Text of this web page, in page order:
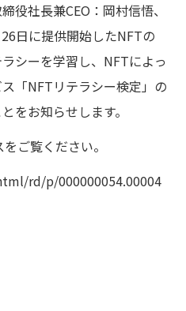
役社長兼CEO：岡村信悟、
日に提供開始したNFTの
シーを学習し、NFTによっ
「NFTリテラシー検定」の
をお知らせします。
ご覧ください。
rd/p/000000054.00004